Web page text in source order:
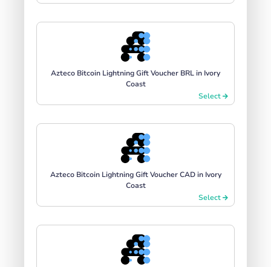
Azteco Bitcoin Lightning Gift Voucher BRL in Ivory
Coast
Select
Azteco Bitcoin Lightning Gift Voucher CAD in Ivory
Coast
Select